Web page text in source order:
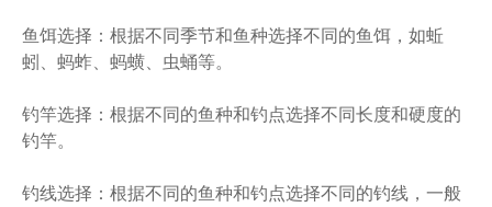
鱼饵选择：根据不同季节和鱼种选择不同的鱼饵，如蚯
蚓、蚂蚱、蚂蟥、虫蛹等。
钓竿选择：根据不同的鱼种和钓点选择不同长度和硬度的
钓竿。
钓线选择：根据不同的鱼种和钓点选择不同的钓线，一般